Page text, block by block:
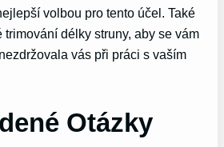
volbou pro tento účel. Také
délky struny, aby se vám
vás při práci s vaším
Otázky